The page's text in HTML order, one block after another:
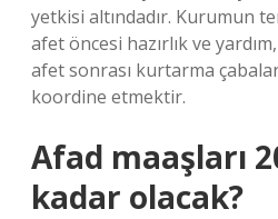
yetkisi altındadır. Kurumun
afet öncesi hazırlık ve
afet sonrası kurtarma
koordine etmektir.
Afad maaşları
kadar olacak?